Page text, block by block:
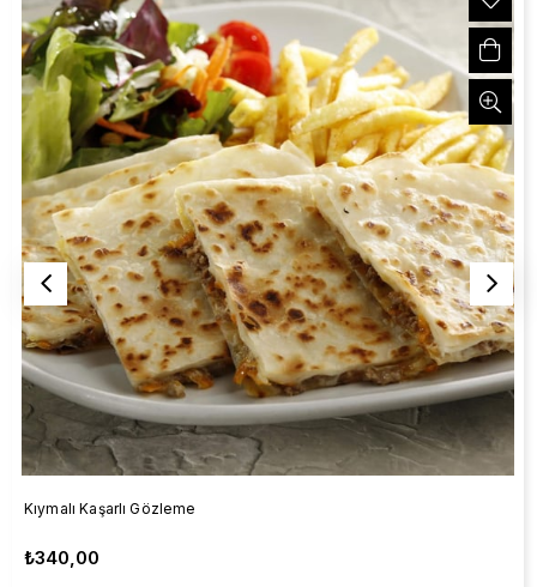
Kıymalı Kaşarlı Gözleme
₺340,00